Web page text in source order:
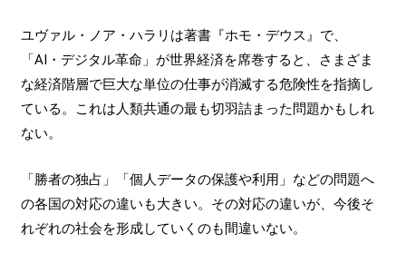
ユヴァル・ノア・ハラリは著書『ホモ・デウス』で、
「AI・デジタル革命」が世界経済を席巻すると、さまざま
な経済階層で巨大な単位の仕事が消滅する危険性を指摘し
ている。これは人類共通の最も切羽詰まった問題かもしれ
ない。
「勝者の独占」「個人データの保護や利用」などの問題へ
の各国の対応の違いも大きい。その対応の違いが、今後そ
れぞれの社会を形成していくのも間違いない。